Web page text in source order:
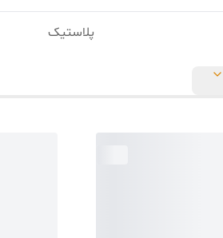
پلاستیک